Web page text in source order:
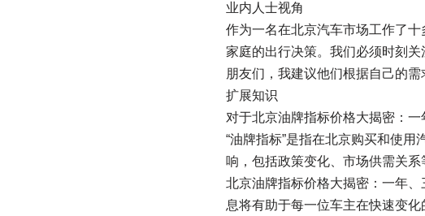
业内人士视角
作为一名在北京汽车市场工作了
家庭的出行决策。我们必须时刻
朋友们，我建议他们根据自己的
扩展知识
对于北京油牌指标价格大揭密：
“油牌指标”是指在北京购买和使
响，包括政策变化、市场供需关
北京油牌指标价格大揭密：一年
息将有助于每一位车主在快速变化